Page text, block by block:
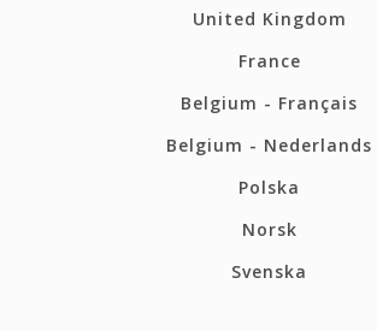
United Kingdom
France
Belgium - Français
Belgium - Nederlands
Polska
Norsk
Svenska